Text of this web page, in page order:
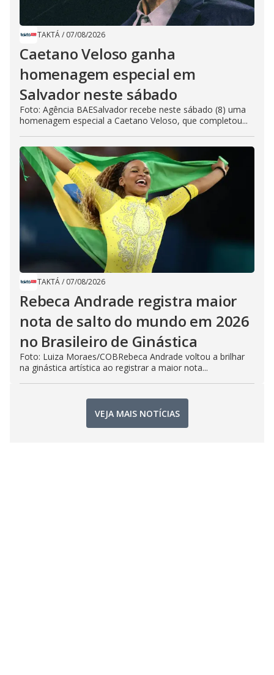
TAKTÁ/ 07/08/2026
Caetano Veloso ganha
homenagem especial em
Salvador neste sábado
Foto: Agência BAESalvador recebe neste sábado (8) uma
homenagem especial a Caetano Veloso, que completou...
TAKTÁ/ 07/08/2026
Rebeca Andrade registra maior
nota de salto do mundo em 2026
no Brasileiro de Ginástica
Foto: Luiza Moraes/COBRebeca Andrade voltou a brilhar
na ginástica artística ao registrar a maior nota...
VEJA MAIS NOTÍCIAS